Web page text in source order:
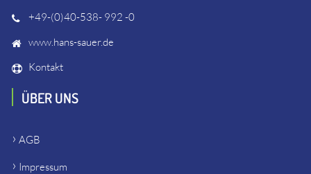
+49-(0)40-538- 992 -0
www.hans-sauer.de
Kontakt
ÜBER UNS
AGB
Impressum